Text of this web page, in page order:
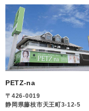
PETZ-na
〒426-0019
静岡県藤枝市天王町3-12-5